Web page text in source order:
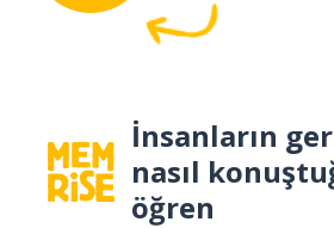
İnsanların
nasıl
öğren